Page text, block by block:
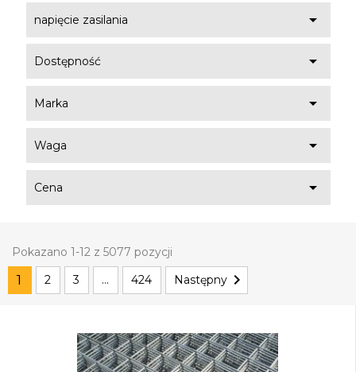
napięcie zasilania 
Dostępność 
Marka 
Waga 
Cena 
Pokazano 1-12 z 5077 pozycji
1 2 3 … 424 Następny 